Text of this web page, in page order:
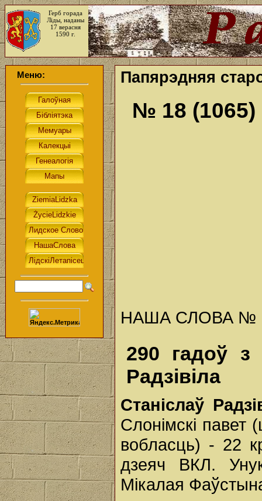
Герб горада
Ліды, наданы
17 верасня
1590 г.
Меню: Папярэдняя
№ 18 (1065)
НАША СЛОВА №
290 гадоў з
Радзівіла
Станіслаў
Слонімскі павет
вобласць) - 22
дзеяч ВКЛ.
Мікалая